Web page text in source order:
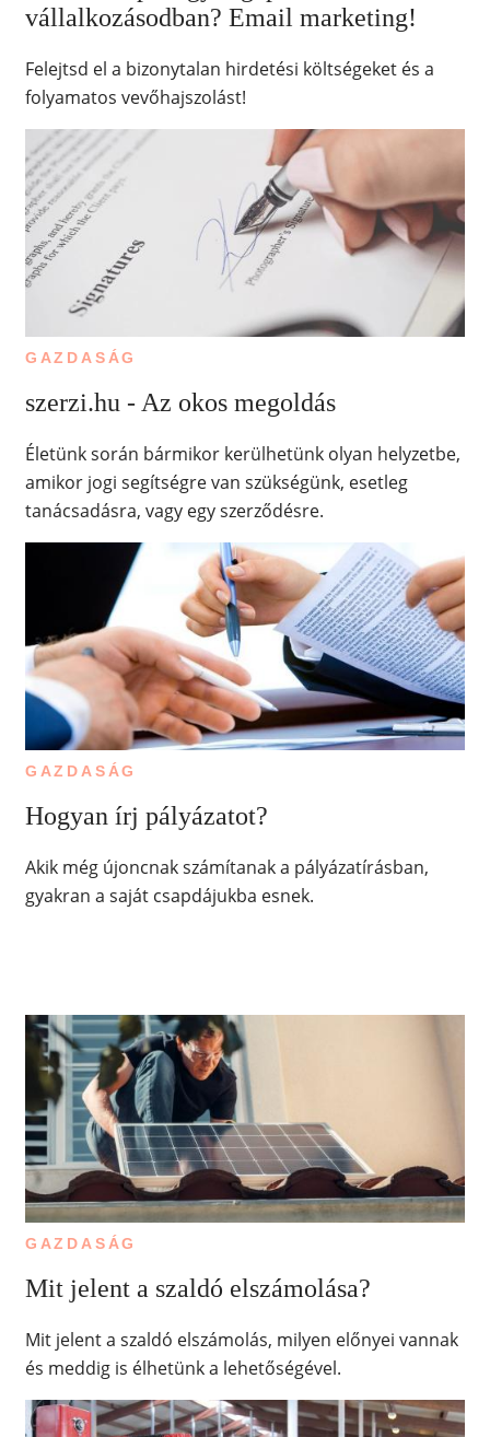
vállalkozásodban? Email marketing!
Felejtsd el a bizonytalan hirdetési költségeket és a
folyamatos vevőhajszolást!
GAZDASÁG
szerzi.hu - Az okos megoldás
Életünk során bármikor kerülhetünk olyan helyzetbe,
amikor jogi segítségre van szükségünk, esetleg
tanácsadásra, vagy egy szerződésre.
GAZDASÁG
Hogyan írj pályázatot?
Akik még újoncnak számítanak a pályázatírásban,
gyakran a saját csapdájukba esnek.
GAZDASÁG
Mit jelent a szaldó elszámolása?
Mit jelent a szaldó elszámolás, milyen előnyei vannak
és meddig is élhetünk a lehetőségével.